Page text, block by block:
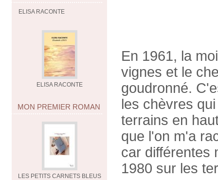
ELISA RACONTE
ELISA RACONTE
MON PREMIER ROMAN
LES PETITS CARNETS BLEUS
En 1961, la
vignes et le
goudronné.
les chèvres
terrains en
que l'on m'a
car différentes
1980 sur les